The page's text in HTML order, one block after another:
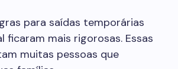
para saídas temporárias
ficaram mais rigorosas. Essas
muitas pessoas que